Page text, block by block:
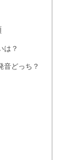
は？
どっち？